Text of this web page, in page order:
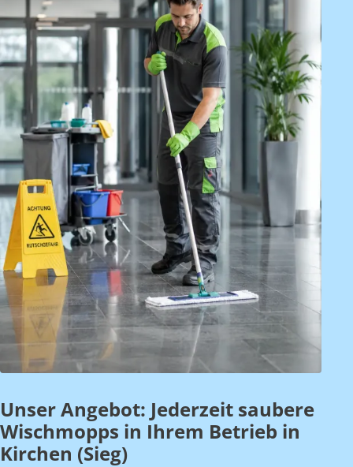
Unser Angebot: Jederzeit saubere
Wischmopps in Ihrem Betrieb in
Kirchen (Sieg)